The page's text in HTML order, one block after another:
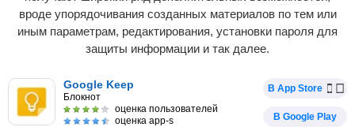
вроде упорядочивания созданных материалов по тем или
иным параметрам, редактирования, установки пароля для
защиты информации и так далее.
Google Keep
Блокнот
оценка пользователей
оценка app-s
В App Store
В Google Play